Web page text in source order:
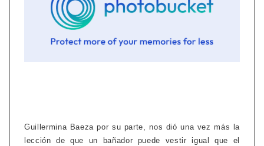
Guillermina Baeza por su parte, nos dió una vez más la
lección de que un bañador puede vestir igual que el